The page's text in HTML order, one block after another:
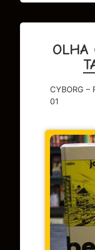
OLHA
CYBORG –
01